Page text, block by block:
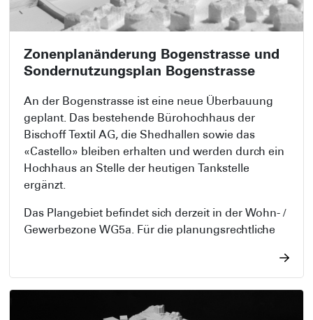
Zonenplanänderung Bogenstrasse und
Sondernutzungsplan Bogenstrasse
An der Bogenstrasse ist eine neue Überbauung
geplant. Das bestehende Bürohochhaus der
Bischoff Textil AG, die Shedhallen sowie das
«Castello» bleiben erhalten und werden durch ein
Hochhaus an Stelle der heutigen Tankstelle
ergänzt.
Das Plangebiet befindet sich derzeit in der Wohn- /
Gewerbezone WG5a. Für die planungsrechtliche
Zonenplanänderung (Schwerpunktzone) sowie ein
Sondernutzungsplan erforderlich.